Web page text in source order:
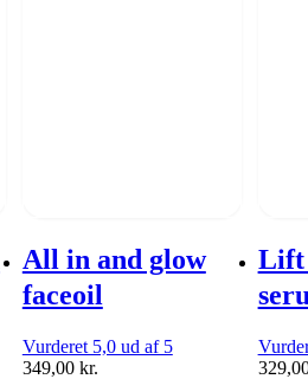
All in and glow
faceoil
Vurderet 5,0 ud af 5
349,00 kr.
Lift